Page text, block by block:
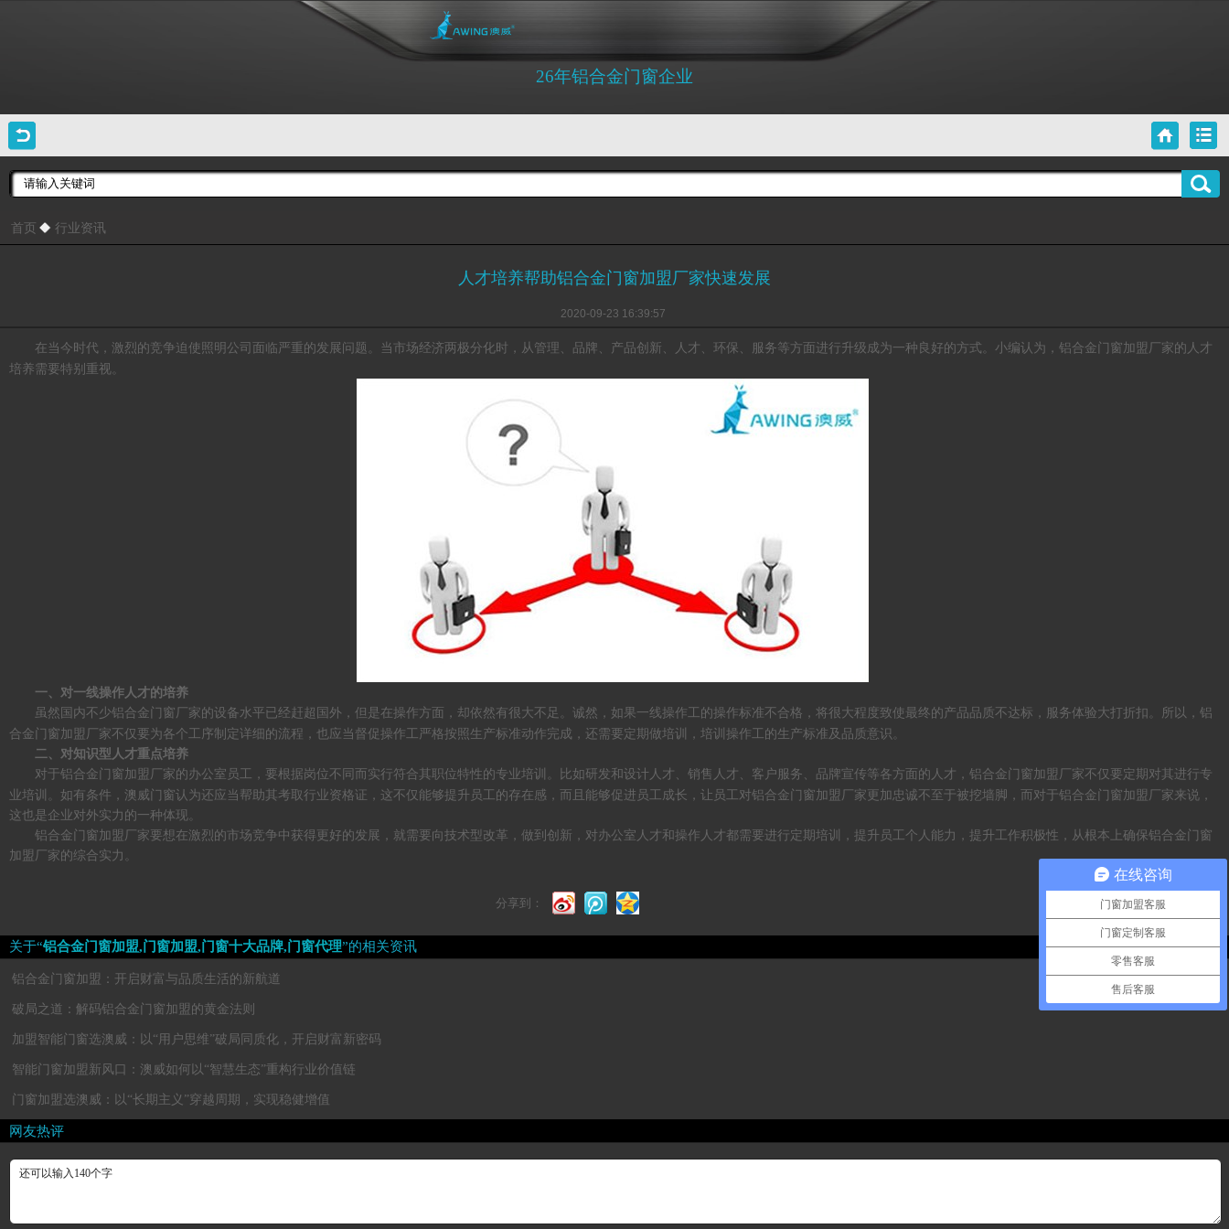
26年铝合金门窗企业
首页 行业资讯
人才培养帮助铝合金门窗加盟厂家快速发展
2020-09-23 16:39:57
在当今时代，激烈的竞争迫使照明公司面临严重的发展问题。当市场经济两极分化时，从管理、品牌、产品创新、人才、环保、服务等方面进行升级成为一种良好的方式。小编认为， 铝合金门窗加盟厂家的人才
培养需要特别重视。
一、对一线操作人才的培养
虽然国内不少铝合金门窗厂家的设备水平已经赶超国外，但是在操作方面，却依然有很大不足。诚然，如果一线操作工的操作标准不合格，将很大程度致使最终的产品品质不达标，服务体验大打折扣。所以，铝
合金门窗加盟厂家不仅要为各个工序制定详细的流程，也应当督促操作工严格按照生产标准动作完成，还需要定期做培训，培训操作工的生产标准及品质意识。
二、对知识型人才重点培养
对于铝合金门窗加盟厂家的办公室员工，要根据岗位不同而实行符合其职位特性的专业培训。比如研发和设计人才、销售人才、客户服务、品牌宣传等各方面的人才，铝合金门窗加盟厂家不仅要定期对其进行专
业培训。如有条件，澳威门窗认为还应当帮助其考取行业资格证，这不仅能够提升员工的存在感，而且能够促进员工成长，让员工对铝合金门窗加盟厂家更加忠诚不至于被挖墙脚，而对于铝合金门窗加盟厂家来说，
这也是企业对外实力的一种体现。
铝合金门窗加盟厂家要想在激烈的市场竞争中获得更好的发展，就需要向技术型改革，做到创新，对办公室人才和操作人才都需要进行定期培训，提升员工个人能力，提升工作积极性，从根本上确保铝合金门窗
加盟厂家的综合实力。
分享到：
关于“铝合金门窗加盟,门窗加盟,门窗十大品牌,门窗代理”的相关资讯
铝合金门窗加盟：开启财富与品质生活的新航道
破局之道：解码铝合金门窗加盟的黄金法则
加盟智能门窗选澳威：以“用户思维”破局同质化，开启财富新密码
智能门窗加盟新风口：澳威如何以“智慧生态”重构行业价值链
门窗加盟选澳威：以“长期主义”穿越周期，实现稳健增值
网友热评
在线咨询
门窗加盟客服
门窗定制客服
零售客服
售后客服